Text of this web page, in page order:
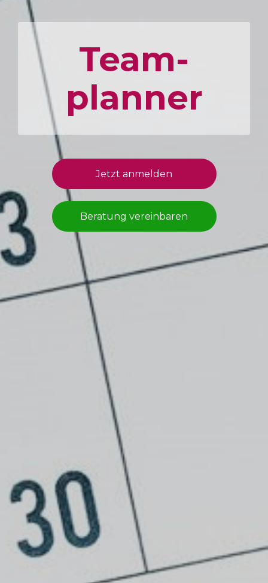
Team­
planner
Jetzt anmelden
Beratung vereinbaren